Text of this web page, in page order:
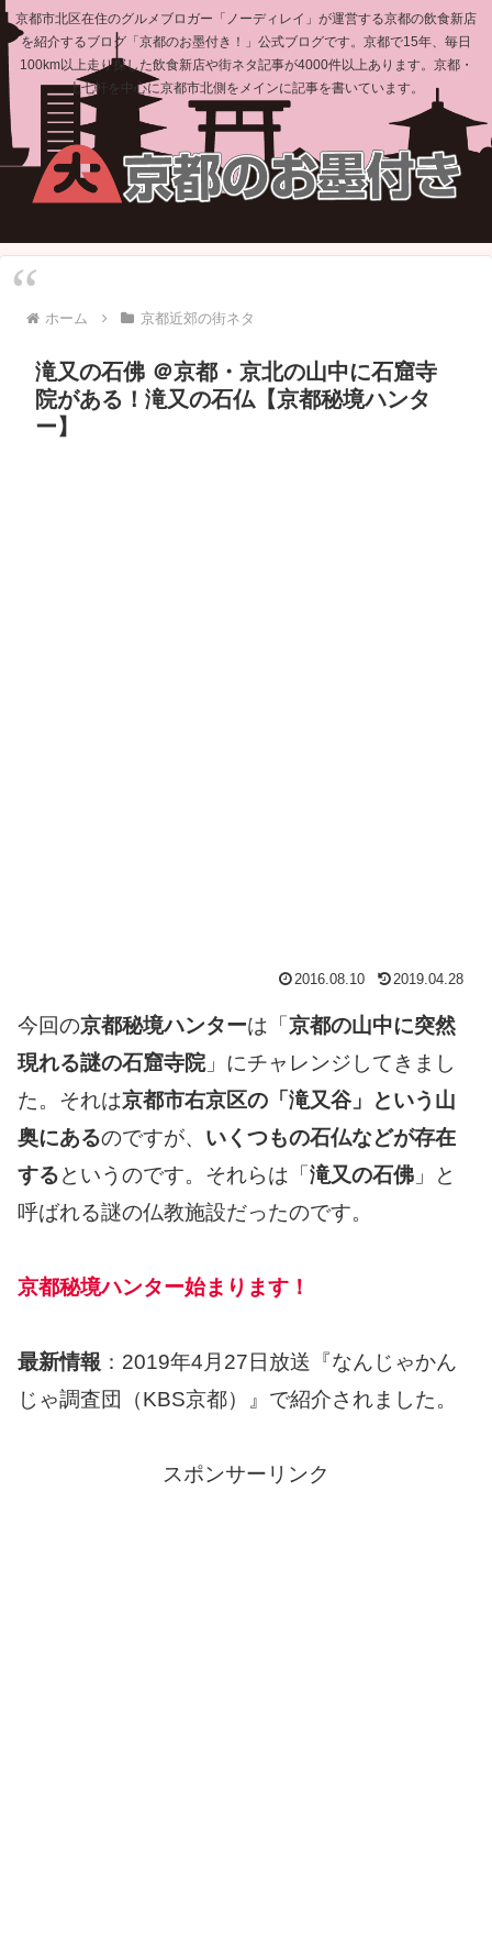
京都市北区在住のグルメブロガー「ノーディレイ」が運営する京都の飲食新店
を紹介するブログ「京都のお墨付き！」公式ブログです。京都で15年、毎日
100km以上走り探した飲食新店や街ネタ記事が4000件以上あります。京都・
上七軒を中心に京都市北側をメインに記事を書いています。
ホーム 京都近郊の街ネタ
滝又の石佛 ＠京都・京北の山中に石窟寺
院がある！滝又の石仏【京都秘境ハンタ
ー】
2016.08.10 2019.04.28
今回の京都秘境ハンターは「 京都の山中に突然
現れる謎の石窟寺院」にチャレンジしてきまし
た。それは京都市右京区の「滝又谷」という山
奥にあるのですが、 いくつもの石仏などが存在
するというのです。それらは「 滝又の石佛 」と
呼ばれる謎の仏教施設だったのです。
京都秘境ハンター始まります！
最新情報 ：2019年4月27日放送『なんじゃかん
じゃ調査団（KBS京都）』で紹介されました。
スポンサーリンク